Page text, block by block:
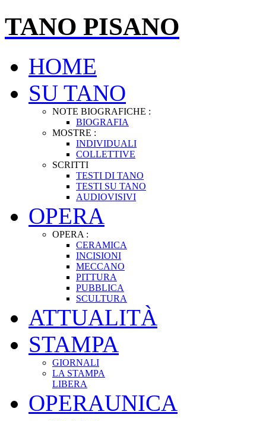
TANO PISANO
HOME
SU TANO
NOTE BIOGRAFICHE :
BIOGRAFIA
MOSTRE :
INDIVIDUALI
COLLETTIVE
SCRITTI
TESTI DI TANO
TESTI SU TANO
AUDIOVISIVI
OPERA
OPERA :
CERAMICA
INCISIONI
MECCANO
PITTURA
PUBBLICA
SCULTURA
ATTUALITÀ
STAMPA
GIORNALI
LA STAMPA
LIBERA
OPERAUNICA